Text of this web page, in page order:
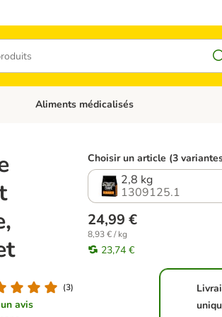
Dérouler les catégories: Autres animaux
Aliments médicalisés
(3)
avis
Choisir un article (3
2,8 kg
1309125.1
24,99 €
8,93 € / kg
23,74 €